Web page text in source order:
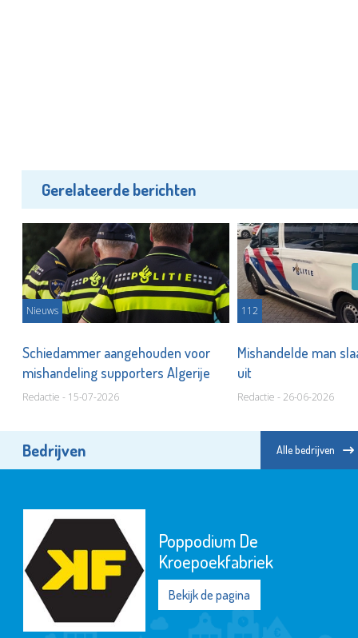
Gerelateerde berichten
Nieuws
Schiedammer aangehouden voor
mishandeling supporters Algerije
Redactie - 15-07-2026
112
Mishandelde man
uit
Redactie - 26-06-2026
Bedrijven Alle bedrijven
Poppodium De
Kroepoekfabriek
Bekijk de pagina